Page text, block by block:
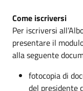
Come iscriversi
Per iscriversi
presentare il
alla seguente
fotocopia di
del presidente